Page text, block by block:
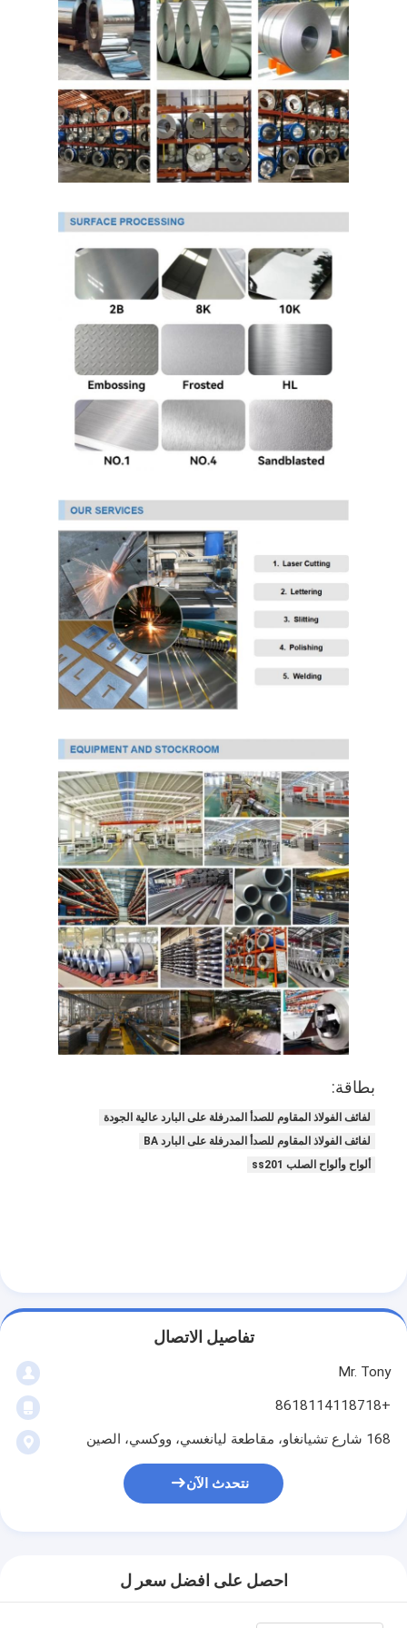
حولنا
جولة في المصنع
مراقبة الجودة
اتصل بنا
أخبار
صفائح الفولاذ المقاوم للصدأ المدرفلة على البارد
لفائف الفولاذ المقاوم للصدأ المدرفلة على البارد
ورقة الفولاذ المقاوم للصدأ المدرفلة على الساخن
لفائف الفولاذ المقاوم للصدأ المدرفلة على الساخن
316L ورق الفولاذ المقاوم للصدأ
صفيحة الفولاذ المقاوم للصدأ الملمع
أنبوب الفولاذ المقاوم للصدأ الزخرفية
شريط الفولاذ المقاوم للصدأ
مادة الألمنيوم
مادة النحاس
لفائف الصلب المجلفن Ppgi
بطاقة:
لفائف الفولاذ المقاوم للصدأ المدرفلة على البارد عالية الجودة
لفائف الفولاذ المقاوم للصدأ المدرفلة على البارد BA
ألواح وألواح الصلب ss201
تفاصيل الاتصال
Mr. Tony
+8618114118718
168 شارع تشيانغاو، مقاطعة ليانغسي، ووكسي، الصين
نتحدث الآن
احصل على افضل سعر ل